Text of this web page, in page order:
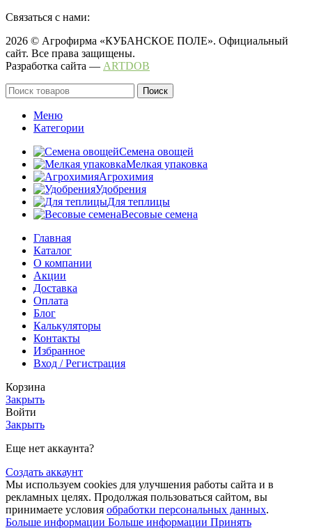
Связаться с нами:
2026 © Агрофирма «КУБАНСКОЕ ПОЛЕ». Официальный
сайт. Все права защищены.
Разработка сайта — ARTDOB
Поиск
Меню
Категории
Семена овощей
Мелкая упаковка
Агрохимия
Удобрения
Для теплицы
Весовые семена
Главная
Каталог
О компании
Акции
Доставка
Оплата
Блог
Калькуляторы
Контакты
Избранное
Вход / Регистрация
Корзина
Закрыть
Войти
Закрыть
Еще нет аккаунта?
Создать аккаунт
Мы используем cookies для улучшения работы сайта и в
рекламных целях. Продолжая пользоваться сайтом, вы
принимаете условия обработки персональных данных.
Больше информации Больше информации Принять